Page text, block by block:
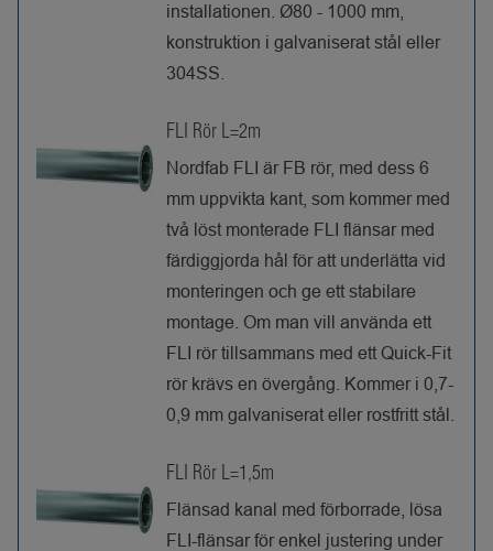
installationen. Ø80 - 1000 mm,
konstruktion i galvaniserat stål eller
304SS.
FLI Rör L=2m
Nordfab FLI är FB rör, med dess 6
mm uppvikta kant, som kommer med
två löst monterade FLI flänsar med
färdiggjorda hål för att underlätta vid
monteringen och ge ett stabilare
montage. Om man vill använda ett
FLI rör tillsammans med ett Quick-Fit
rör krävs en övergång. Kommer i 0,7-
0,9 mm galvaniserat eller rostfritt stål.
FLI Rör L=1,5m
Flänsad kanal med förborrade, lösa
FLI-flänsar för enkel justering under